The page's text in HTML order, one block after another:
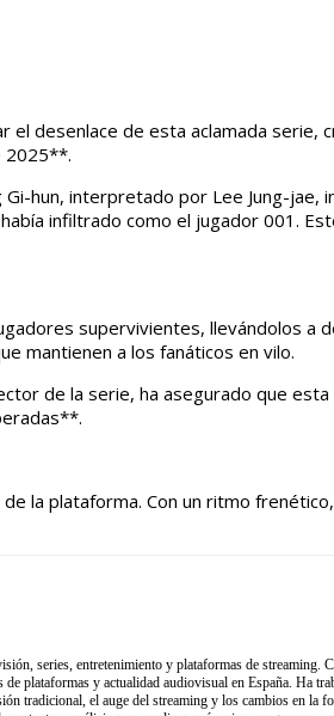
desenlace de esta aclamada serie,
2025**.
hun, interpretado por Lee Jung-jae,
infiltrado como el jugador 001.
supervivientes, llevándolos a
mantienen a los fanáticos en vilo.
de la serie, ha asegurado que
la plataforma. Con un ritmo
series, entretenimiento y plataformas de streaming.
plataformas y actualidad audiovisual en España. Ha
tradicional, el auge del streaming y los cambios en la